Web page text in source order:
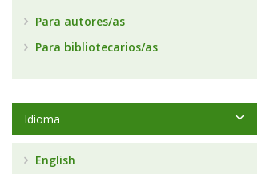
Para autores/as
Para bibliotecarios/as
Idioma
English